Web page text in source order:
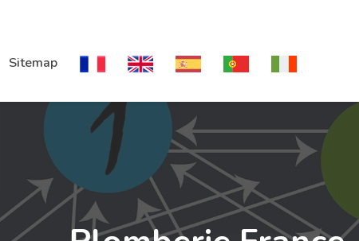
Sitemap